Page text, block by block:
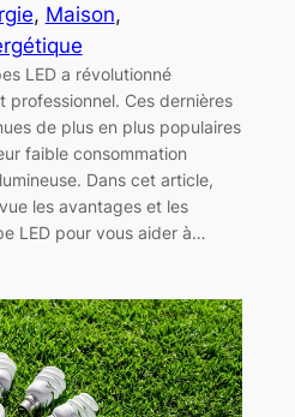
, Maison
LED a révolutionné
professionnel. Ces dernières
de plus en plus populaires
faible consommation
Dans cet article,
les avantages et les
LED pour vous aider à…